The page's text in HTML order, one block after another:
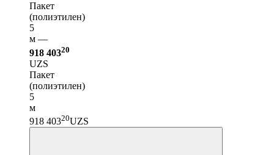
Пакет
(полиэтилен)
5
м —
918 40320
UZS
Пакет
(полиэтилен)
5
м
918 40320UZS